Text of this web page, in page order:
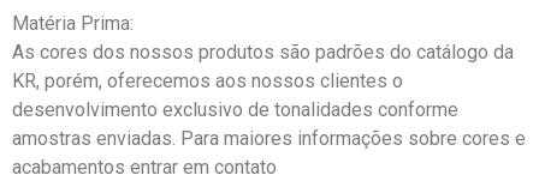
Matéria Prima:
As cores dos nossos produtos são padrões do catálogo da
KR, porém, oferecemos aos nossos clientes o
desenvolvimento exclusivo de tonalidades conforme
amostras enviadas. Para maiores informações sobre cores e
acabamentos entrar em contato